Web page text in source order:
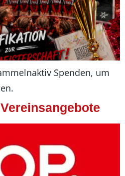
Spenden, um